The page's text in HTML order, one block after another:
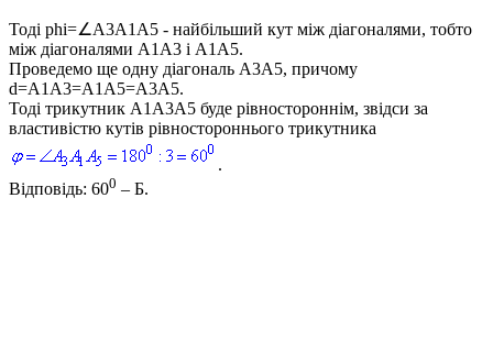
Тоді phi=∠A3A1A5 - найбільший кут між діагоналями, тобто
між діагоналями A1A3 і A1A5.
Проведемо ще одну діагональ A3A5, причому
d=A1A3=A1A5=A3A5.
Тоді трикутник A1A3A5 буде рівностороннім, звідси за
властивістю кутів рівностороннього трикутника
.
Відповідь: 600 – Б.